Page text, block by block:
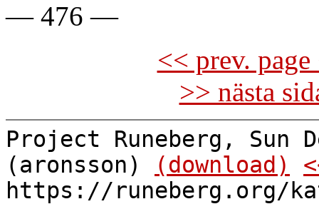
— 476 —
<< prev.
>> nästa
Project Runeberg, Sun
(aronsson)
(download)
https://runeberg.org/